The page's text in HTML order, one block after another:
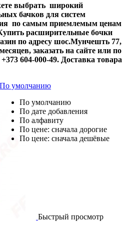
выбрать широкий
бачков для систем
по самым приемлемым ценам
расширительные бочки
по адресу шос.Мунчешть 77,
заказать на сайте или по
604-000-49. Доставка товара
По умолчанию
Быстрый просмотр
По умолчанию
По дате добавления
По алфавиту
По цене: сначала дорогие
По цене: сначала дешёвые